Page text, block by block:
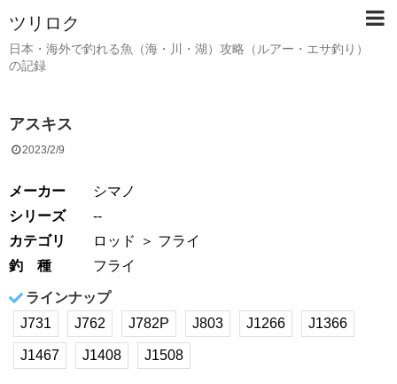
ツリロク
日本・海外で釣れる魚（海・川・湖）攻略（ルアー・エサ釣り）
の記録
アスキス
2023/2/9
メーカー
シマノ
シリーズ
--
カテゴリ
ロッド
＞ フライ
釣 種
フライ
ラインナップ
J731
J762 J782P J803 J1266 J1366
J1467 J1408 J1508